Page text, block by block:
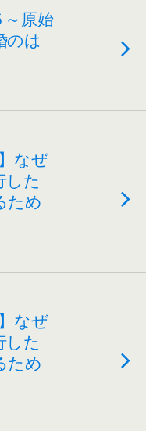
原始
のは
なぜ
した
ため
なぜ
した
ため